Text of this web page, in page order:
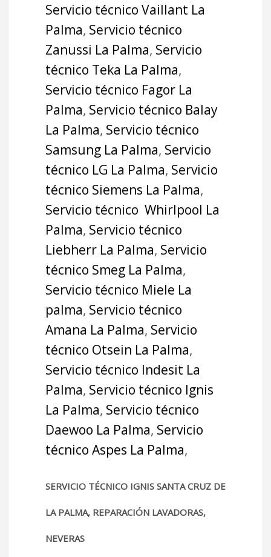
Servicio técnico Vaillant La
Palma, Servicio técnico
Zanussi La Palma, Servicio
técnico Teka La Palma,
Servicio técnico Fagor La
Palma, Servicio técnico Balay
La Palma, Servicio técnico
Samsung La Palma, Servicio
técnico LG La Palma, Servicio
técnico Siemens La Palma,
Servicio técnico Whirlpool La
Palma, Servicio técnico
Liebherr La Palma, Servicio
técnico Smeg La Palma,
Servicio técnico Miele La
palma, Servicio técnico
Amana La Palma, Servicio
técnico Otsein La Palma,
Servicio técnico Indesit La
Palma, Servicio técnico Ignis
La Palma, Servicio técnico
Daewoo La Palma, Servicio
técnico Aspes La Palma,
SERVICIO TÉCNICO IGNIS SANTA CRUZ DE
LA PALMA, REPARACIÓN LAVADORAS,
NEVERAS